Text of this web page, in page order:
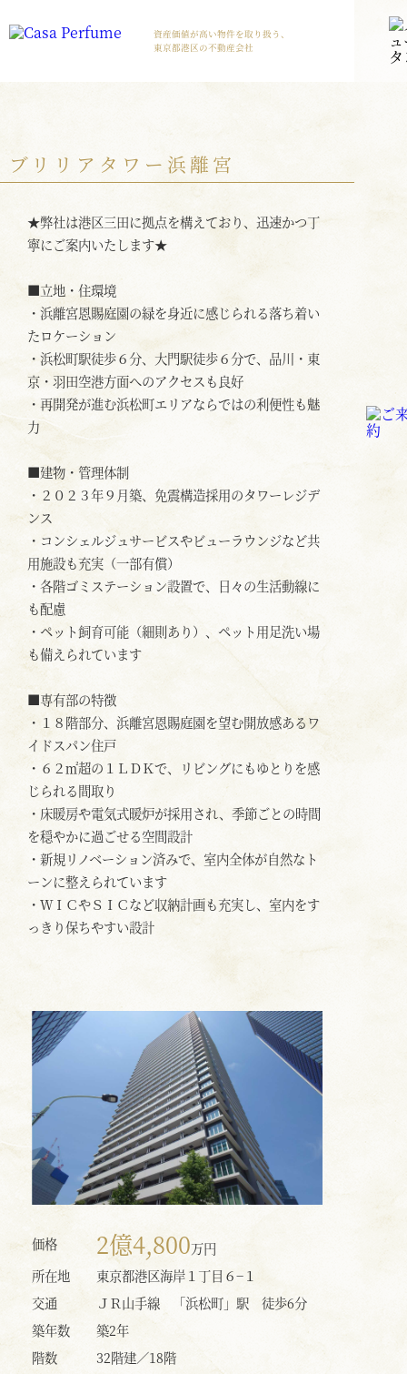
資産価値が高い物件を取り扱う、
東京都港区の不動産会社
ブリリアタワー浜離宮
★弊社は港区三田に拠点を構えており、迅速かつ丁
寧にご案内いたします★
■立地・住環境
・浜離宮恩賜庭園の緑を身近に感じられる落ち着い
たロケーション
・浜松町駅徒歩６分、大門駅徒歩６分で、品川・東
京・羽田空港方面へのアクセスも良好
・再開発が進む浜松町エリアならではの利便性も魅
力
■建物・管理体制
・２０２３年９月築、免震構造採用のタワーレジデ
ンス
・コンシェルジュサービスやビューラウンジなど共
用施設も充実（一部有償）
・各階ゴミステーション設置で、日々の生活動線に
も配慮
・ペット飼育可能（細則あり）、ペット用足洗い場
も備えられています
■専有部の特徴
・１８階部分、浜離宮恩賜庭園を望む開放感あるワ
イドスパン住戸
・６２㎡超の１ＬＤＫで、リビングにもゆとりを感
じられる間取り
・床暖房や電気式暖炉が採用され、季節ごとの時間
を穏やかに過ごせる空間設計
・新規リノベーション済みで、室内全体が自然なト
ーンに整えられています
・ＷＩＣやＳＩＣなど収納計画も充実し、室内をす
っきり保ちやすい設計
価格 2億4,800万円
所在地
東京都港区海岸１丁目６−１
交通
ＪＲ山手線 「浜松町」駅 徒歩6分
築年数
築2年
階数
32階建／18階